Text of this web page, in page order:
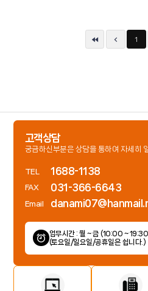
1
고객상담
궁금하신부분은 상담을 통하여 자세히
TEL 1688-1138
FAX 031-366-6643
Email
업무시간 : 월 ~ 금 (10:00 ~
(토요일/일요일/공휴일은 쉽니다.)